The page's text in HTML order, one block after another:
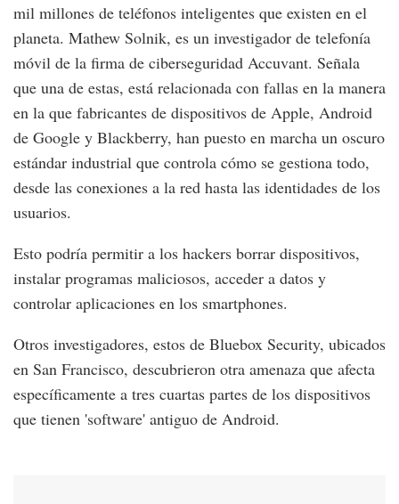
mil millones de teléfonos inteligentes que existen en el
planeta. Mathew Solnik, es un investigador de telefonía
móvil de la firma de ciberseguridad Accuvant. Señala
que una de estas, está relacionada con fallas en la manera
en la que fabricantes de dispositivos de Apple, Android
de Google y Blackberry, han puesto en marcha un oscuro
estándar industrial que controla cómo se gestiona todo,
desde las conexiones a la red hasta las identidades de los
usuarios.
Esto podría permitir a los hackers borrar dispositivos,
instalar programas maliciosos, acceder a datos y
controlar aplicaciones en los smartphones.
Otros investigadores, estos de Bluebox Security, ubicados
en San Francisco, descubrieron otra amenaza que afecta
específicamente a tres cuartas partes de los dispositivos
que tienen 'software' antiguo de Android.